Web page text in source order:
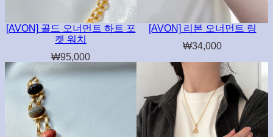
[AVON] 골드 오너먼트 하트 포
켓 워치
₩95,000
[AVON] 리본 오너먼트 링
₩34,000